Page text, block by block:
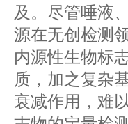
及。尽管唾液
源在无创检测
内源性生物标
质，加之复杂
衰减作用，难